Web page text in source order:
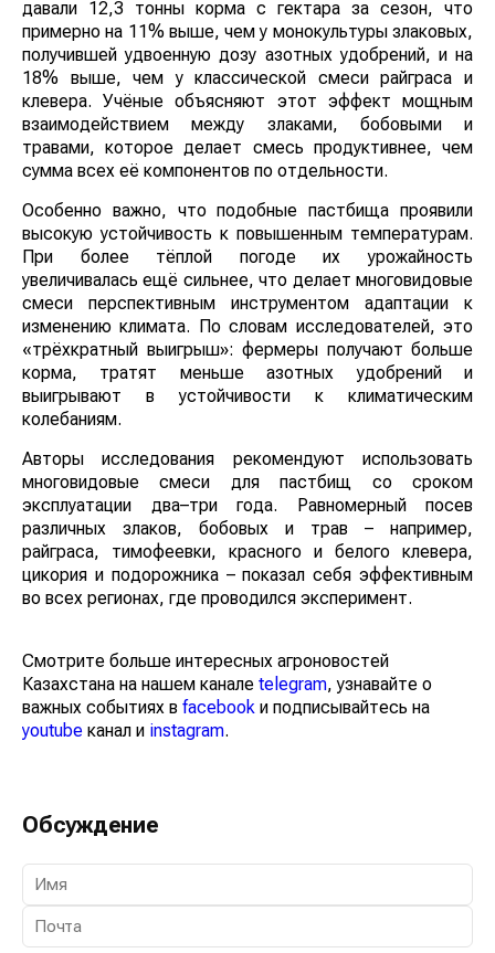
давали 12,3 тонны корма с гектара за сезон, что
примерно на 11% выше, чем у монокультуры злаковых,
получившей удвоенную дозу азотных удобрений, и на
18% выше, чем у классической смеси райграса и
клевера. Учёные объясняют этот эффект мощным
взаимодействием между злаками, бобовыми и
травами, которое делает смесь продуктивнее, чем
сумма всех её компонентов по отдельности.
Особенно важно, что подобные пастбища проявили
высокую устойчивость к повышенным температурам.
При более тёплой погоде их урожайность
увеличивалась ещё сильнее, что делает многовидовые
смеси перспективным инструментом адаптации к
изменению климата. По словам исследователей, это
«трёхкратный выигрыш»: фермеры получают больше
корма, тратят меньше азотных удобрений и
выигрывают в устойчивости к климатическим
колебаниям.
Авторы исследования рекомендуют использовать
многовидовые смеси для пастбищ со сроком
эксплуатации два–три года. Равномерный посев
различных злаков, бобовых и трав – например,
райграса, тимофеевки, красного и белого клевера,
цикория и подорожника – показал себя эффективным
во всех регионах, где проводился эксперимент.
Смотрите больше интересных агроновостей
Казахстана на нашем канале telegram, узнавайте о
важных событиях в facebook и подписывайтесь на
youtube канал и instagram.
Обсуждение